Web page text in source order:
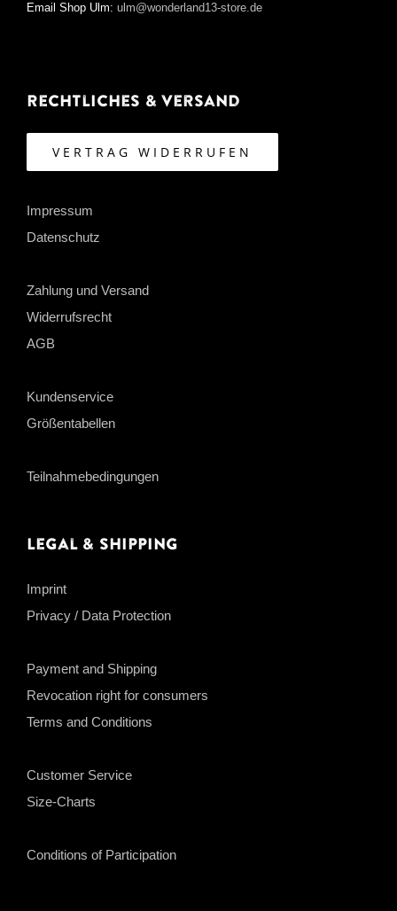
Email Shop Ulm: ulm@wonderland13-store.de
Rechtliches & Versand
VERTRAG WIDERRUFEN
Impressum
Datenschutz
Zahlung und Versand
Widerrufsrecht
AGB
Kundenservice
Größentabellen
Teilnahmebedingungen
Legal & Shipping
Imprint
Privacy / Data Protection
Payment and Shipping
Revocation right for consumers
Terms and Conditions
Customer Service
Size-Charts
Conditions of Participation